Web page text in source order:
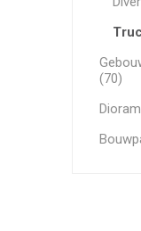
(70)